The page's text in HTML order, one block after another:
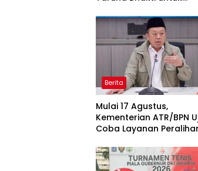
Rakyat Kabupaten Kaur
Berita
Mulai 17 Agustus,
Kementerian ATR/BPN
Coba Layanan